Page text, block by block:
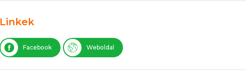
Linkek
Facebook Weboldal